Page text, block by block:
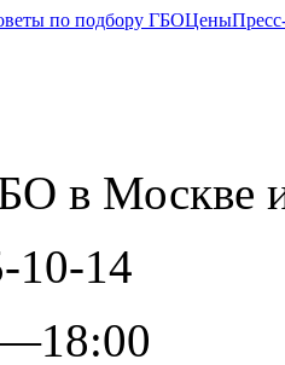
по подбору ГБОЦены
в Москве
10-14